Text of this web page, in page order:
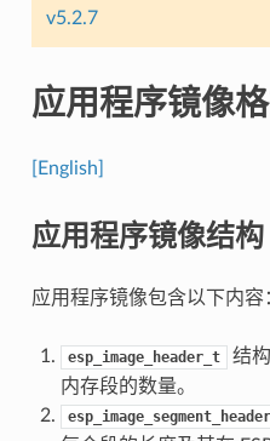
v5.2.7
应用程序镜像
[English]
应用程序镜像结构
应用程序镜像包含以下内容
esp_image_header_t
结
内存段的数量。